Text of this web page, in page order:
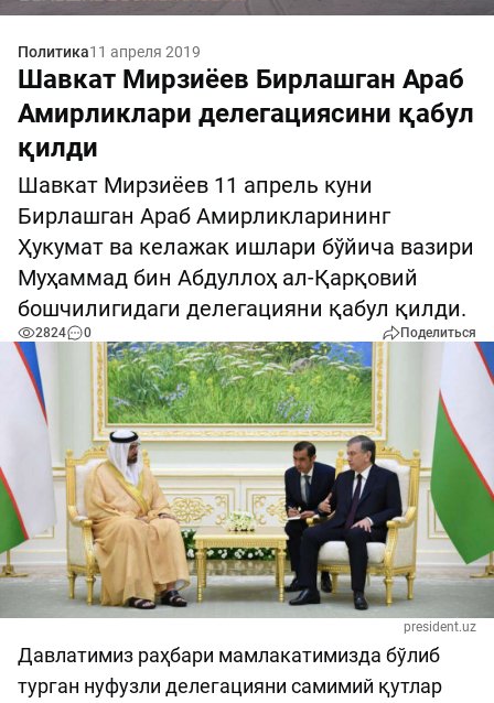
Политика11 апреля 2019
Шавкат Мирзиёев Бирлашган Араб
Амирликлари делегациясини қабул
қилди
Шавкат Мирзиёев 11 апрель куни
Бирлашган Араб Амирликларининг
Ҳукумат ва келажак ишлари бўйича вазири
Муҳаммад бин Абдуллоҳ ал-Қарқовий
бошчилигидаги делегацияни қабул қилди.
2824 0 Поделиться
president.uz
Давлатимиз раҳбари мамлакатимизда бўлиб
турган нуфузли делегацияни самимий қутлар